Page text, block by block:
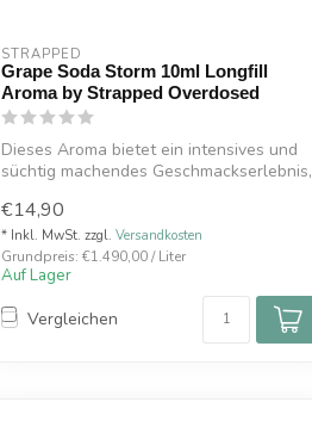
STRAPPED
Grape Soda Storm 10ml Longfill
Aroma by Strapped Overdosed
Dieses Aroma bietet ein intensives und
süchtig machendes Geschmackserlebnis,
€14,90
* Inkl. MwSt. zzgl. Versandkosten
Grundpreis: €1.490,00 / Liter
Auf Lager
Vergleichen